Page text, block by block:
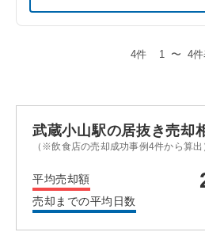
4件 1 〜 4
武蔵小山駅の居抜き売却
（※飲食店の売却成功事例4件から算出
平均売却額
売却までの平均日数